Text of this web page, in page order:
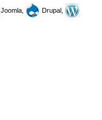
Joomla,
Drupal,